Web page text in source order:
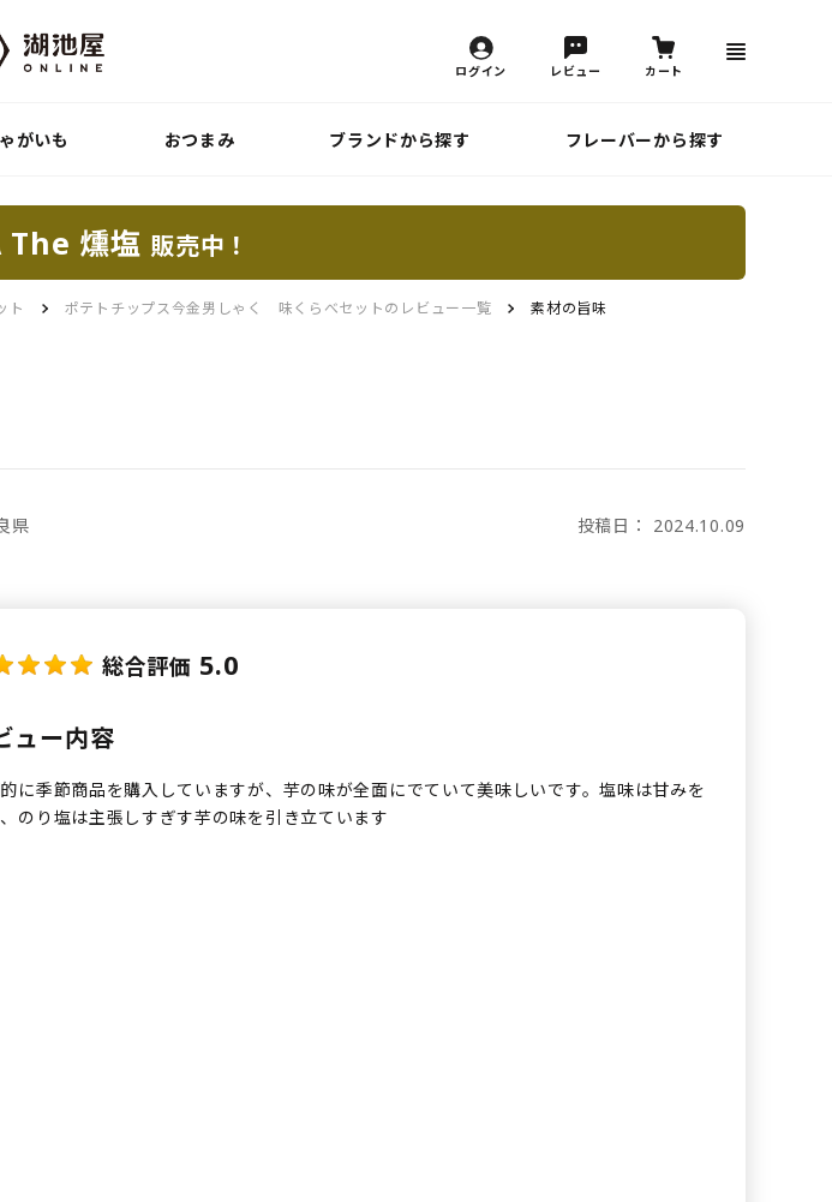
ログイン レビュー カート
がいも おつまみ ブランドから探す フレーバーから探す
The 燻塩 販売中！
ト ポテトチップス今金男しゃく 味くらべセットのレビュー一覧 素材の旨味
県 投稿日： 2024.10.09
総合評価 5.0
ュー内容
に季節商品を購入していますが、芋の味が全面にでていて美味しいです。塩味は甘みを
のり塩は主張しすぎす芋の味を引き立ています